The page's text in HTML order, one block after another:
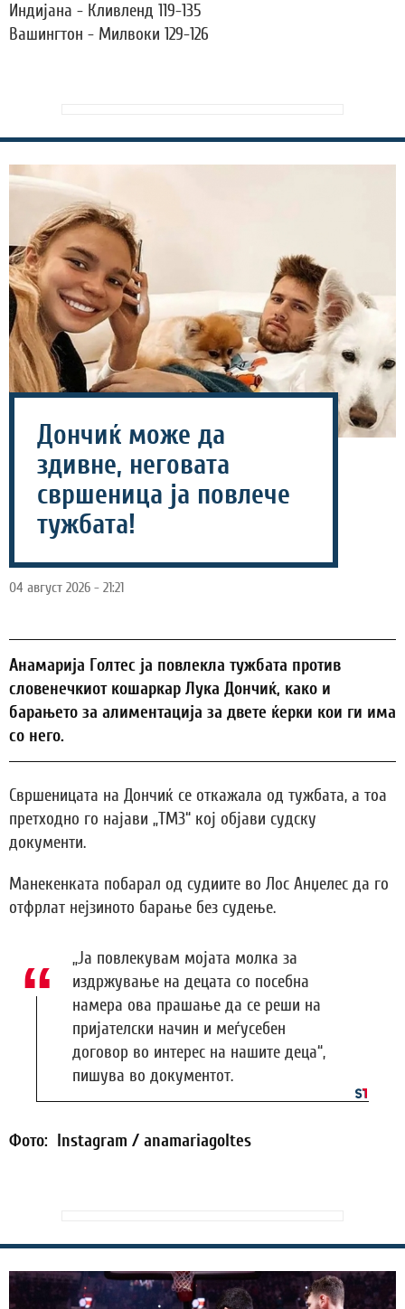
Индијана - Кливленд 119-135
Вашингтон - Милвоки 129-126
Дончиќ може да
здивне, неговата
свршеница ја повлече
тужбата!
04 август 2026 - 21:21
Анамарија Голтес ја повлекла тужбата против
словенечкиот кошаркар Лука Дончиќ, како и
барањето за алиментација за двете ќерки кои ги има
со него.
Свршеницата на Дончиќ се откажала од тужбата, а тоа
претходно го најави „ТМЗ“ кој објави судску
документи.
Манекенката побарал од судиите во Лос Анџелес да го
отфрлат нејзиното барање без судење.
„Ја повлекувам мојата молка за
издржување на децата со посебна
намера ова прашање да се реши на
пријателски начин и меѓусебен
договор во интерес на нашите деца“,
пишува во документот.
Фото: Instagram / anamariagoltes